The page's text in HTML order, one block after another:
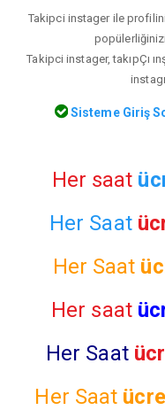
Takipci instager ile
Takipci instager, takıpÇı
Sisteme Giriş
Her saat
Her Saat
Her Saat
Her saat
Her Saat
Her Saat